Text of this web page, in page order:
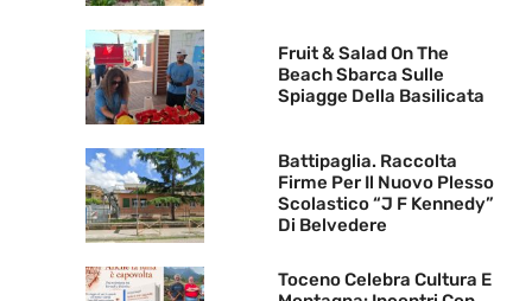
Fruit & Salad On The
Beach Sbarca Sulle
Spiagge Della Basilicata
Battipaglia. Raccolta
Firme Per Il Nuovo Plesso
Scolastico “J F Kennedy”
Di Belvedere
Toceno Celebra Cultura E